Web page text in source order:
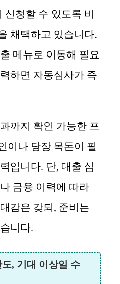
청할 수 있도록 비
채택하고 있습니다.
메뉴로 이동해 필요
하면 자동심사가 즉
까지 확인 가능한 프
이나 당장 목돈이 필
입니다. 단, 대출 심
금융 이력에 따라
감은 갖되, 준비는
니다.
, 기대 이상일 수